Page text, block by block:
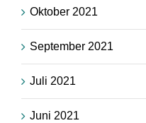
Oktober 2021
September 2021
Juli 2021
Juni 2021